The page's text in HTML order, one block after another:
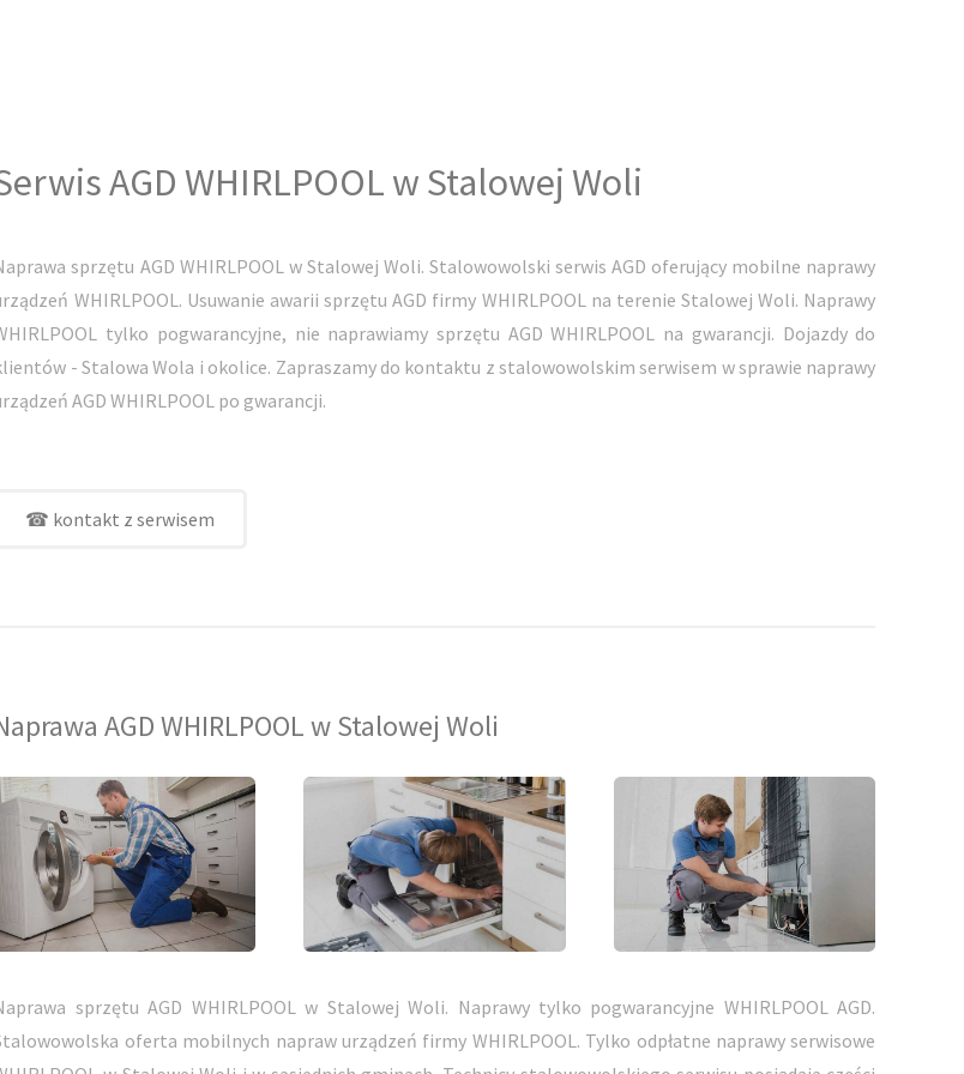
AGD WHIRLPOOL w Stalowej Woli
sprzętu AGD WHIRLPOOL w Stalowej Woli. Stalowowolski serwis AGD oferujący mobilne naprawy
WHIRLPOOL. Usuwanie awarii sprzętu AGD firmy WHIRLPOOL na terenie Stalowej Woli. Naprawy
tylko pogwarancyjne, nie naprawiamy sprzętu AGD WHIRLPOOL na gwarancji. Dojazdy do
- Stalowa Wola i okolice. Zapraszamy do kontaktu z stalowowolskim serwisem w sprawie naprawy
AGD WHIRLPOOL po gwarancji.
☎ kontakt z serwisem
AGD WHIRLPOOL w Stalowej Woli
sprzętu AGD WHIRLPOOL w Stalowej Woli. Naprawy tylko pogwarancyjne WHIRLPOOL AGD.
oferta mobilnych napraw urządzeń firmy WHIRLPOOL. Tylko odpłatne naprawy serwisowe